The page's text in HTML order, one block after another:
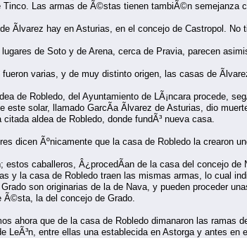
Tinco. Las armas de Ã©stas tienen tambiÃ©n semejanza
Ãlvarez hay en Asturias, en el concejo de Castropol.
de Soto y de Arena, cerca de Pravia, parecen
varias, y de muy distinto origen, las casas de
de Robledo, del Ayuntamiento de LÃ¡ncara procede,
este solar, llamado GarcÃ­a Ãlvarez de Asturias, dio
citada aldea de Robledo, donde fundÃ³ nueva casa.
dicen Ãºnicamente que la casa de Robledo la crearon
estos caballeros, Â¿procedÃ­an de la casa del concejo
y la casa de Robledo traen las mismas armas, lo cual
son originarias de la de Nava, y pueden proceder
Ã©sta, la del concejo de Grado.
ahora que de la casa de Robledo dimanaron las ramas
LeÃ³n, entre ellas una establecida en Astorga y antes en